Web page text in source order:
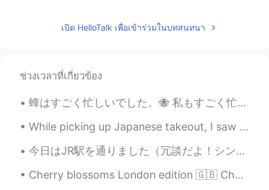
@himawariah, thank you for the
himawari
朝の数回学校に送り、夕方にそれらを
私はヒューゴとマヤ（私の甥と姪）を
朝の数回学校に送り、夕方、迎えに行
きました。
เปิด HelloTalk เพื่อเข้าร่วมในบทสนทนา
ช่วงเวลาที่เกี่ยวข้อง
蜂はすごく忙しいでした。🐝 私もすごく忙しいでした。でも明日私はひまです。😊 The bee was very busy. I was very busy, too. But, tomorro...
While picking up Japanese takeout, I saw this sign and it said, "WE ARE IN THIS 'together'.." It'...
今日はJR駅を通りました（冗談だよ！シンガポールのJRレールカフェです😬😉） カレーやおにぎりなどの日本食や日本製品も販売してる！ 中野梅酒は小瓶15ドル（1234.06円）💦 カレー食べ物も$...
Cherry blossoms London edition 🇬🇧 Cherry blossoms are an important part of many Asian cultures....